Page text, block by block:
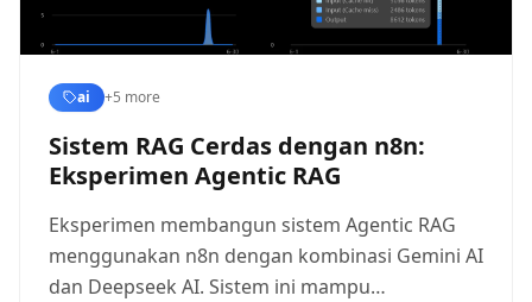
ai +5 more
Sistem RAG Cerdas dengan n8n:
Eksperimen Agentic RAG
Eksperimen membangun sistem Agentic RAG
menggunakan n8n dengan kombinasi Gemini AI
dan Deepseek AI. Sistem ini mampu